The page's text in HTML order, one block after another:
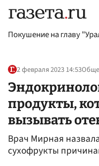
Покушение на главу
2 февраля 2023 14:53
продукты,
вызывать
Врач Мирная
сухофрукты